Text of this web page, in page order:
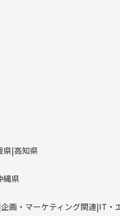
県 高知県
縄県
企画・マーケティング関連 IT・